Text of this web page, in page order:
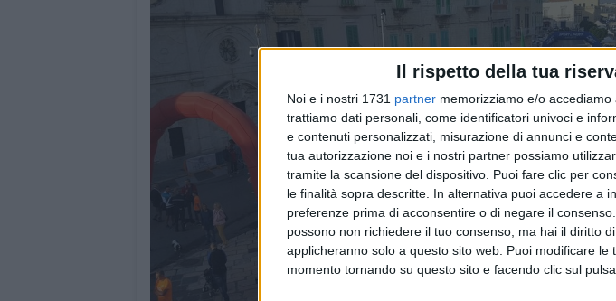
Il rispetto della tua
Noi e i nostri 1731 partner memorizziamo e/o
trattiamo dati personali, come identificatori univoci e
e contenuti personalizzati, misurazione di annunci e
tua autorizzazione noi e i nostri partner possiamo
tramite la scansione del dispositivo. Puoi fare clic per
le finalità sopra descritte. In alternativa puoi accedere a
preferenze prima di acconsentire o di negare il consenso.
possono non richiedere il tuo consenso, ma hai il diritto
applicheranno solo a questo sito web. Puoi modificare
momento tornando su questo sito e facendo clic sul